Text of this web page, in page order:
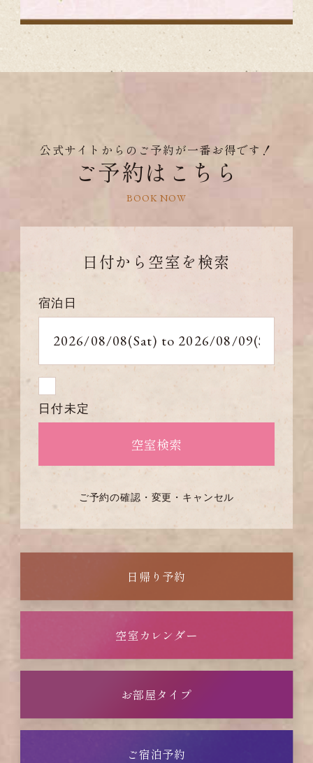
公式サイトからのご予約が一番お得です！
ご予約はこちら
BOOK NOW
日付から 空室を検索
宿泊日
日付未定
ご予約の確認・変更・キャンセル
日帰り予約
空室カレンダー
お部屋タイプ
ご宿泊予約